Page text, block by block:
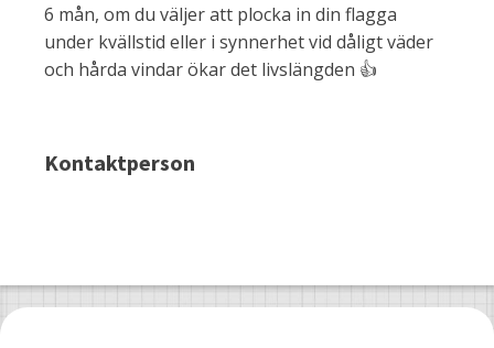
6 mån, om du väljer att plocka in din flagga
under kvällstid eller i synnerhet vid dåligt väder
och hårda vindar ökar det livslängden 👍
Kontaktperson